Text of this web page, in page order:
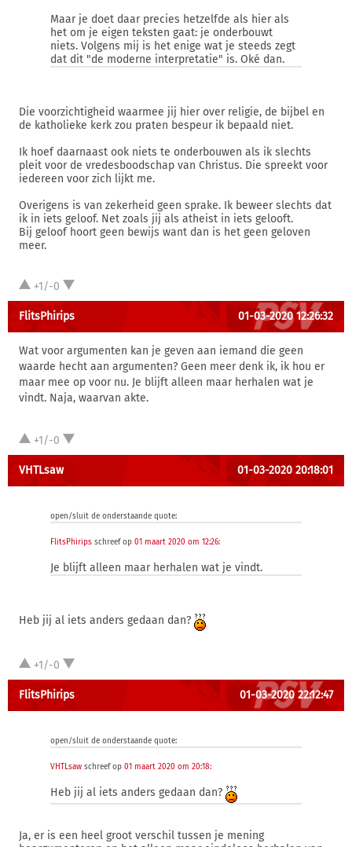
Maar je doet daar precies hetzelfde als hier als
het om je eigen teksten gaat: je onderbouwt
niets. Volgens mij is het enige wat je steeds zegt
dat dit "de moderne interpretatie" is. Oké dan.
Die voorzichtigheid waarmee jij hier over religie, de bijbel en
de katholieke kerk zou praten bespeur ik bepaald niet.
Ik hoef daarnaast ook niets te onderbouwen als ik slechts
pleit voor de vredesboodschap van Christus. Die spreekt voor
iedereen voor zich lijkt me.
Overigens is van zekerheid geen sprake. Ik beweer slechts dat
ik in iets geloof. Net zoals jij als atheist in iets gelooft.
Bij geloof hoort geen bewijs want dan is het geen geloven
meer.
+1/-0
FlitsPhirips 01-03-2020 12:26:32
Wat voor argumenten kan je geven aan iemand die geen
waarde hecht aan argumenten? Geen meer denk ik, ik hou er
maar mee op voor nu. Je blijft alleen maar herhalen wat je
vindt. Naja, waarvan akte.
+1/-0
VHTLsaw 01-03-2020 20:18:01
open/sluit de onderstaande quote:
FlitsPhirips schreef op 01 maart 2020 om 12:26:
Je blijft alleen maar herhalen wat je vindt.
Heb jij al iets anders gedaan dan?
+1/-0
FlitsPhirips 01-03-2020 22:12:47
open/sluit de onderstaande quote:
VHTLsaw schreef op 01 maart 2020 om 20:18:
Heb jij al iets anders gedaan dan?
Ja, er is een heel groot verschil tussen je mening